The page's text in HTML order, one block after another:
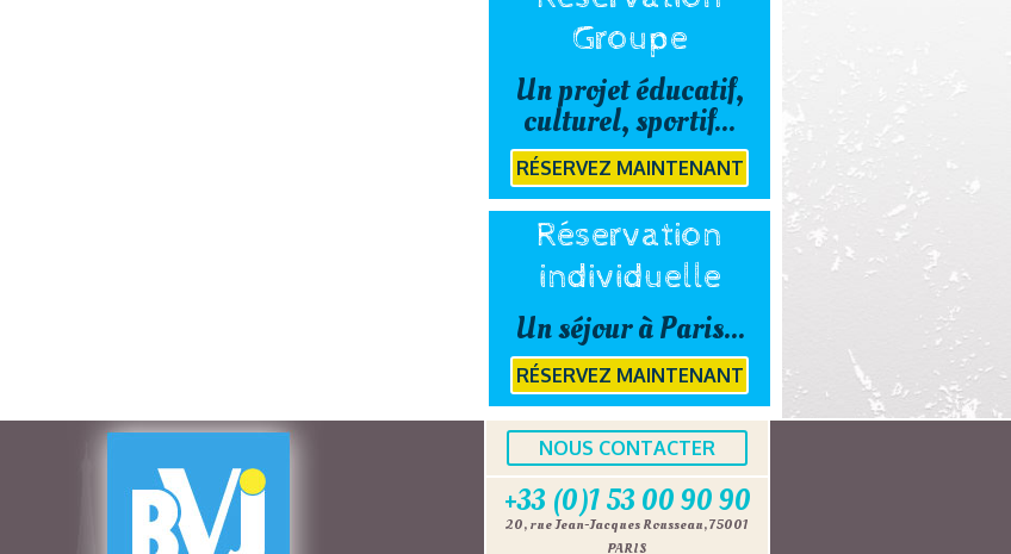
Groupe
Un projet éducatif,
culturel, sportif...
RÉSERVEZ MAINTENANT
Réservation
individuelle
Un séjour à Paris...
RÉSERVEZ MAINTENANT
NOUS CONTACTER
+33 (0)1 53 00 90 90
20, rue Jean-Jacques Rousseau, 75001
PARIS